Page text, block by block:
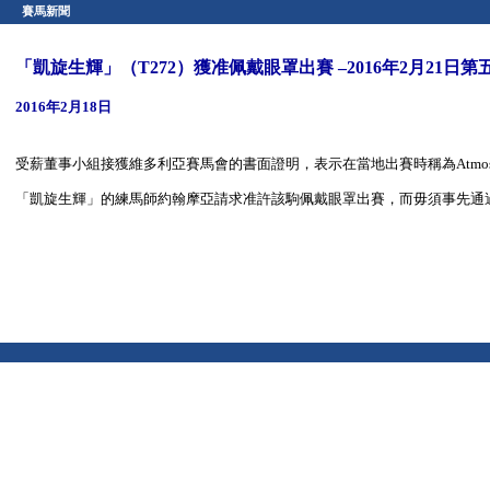
賽馬新聞
「凱旋生輝」（T272）獲准佩戴眼罩出賽 –2016年2月21日第
2016年2月18日
受薪董事小組接獲維多利亞賽馬會的書面證明，表示在當地出賽時稱為
「凱旋生輝」的練馬師約翰摩亞請求准許該駒佩戴眼罩出賽，而毋須事先